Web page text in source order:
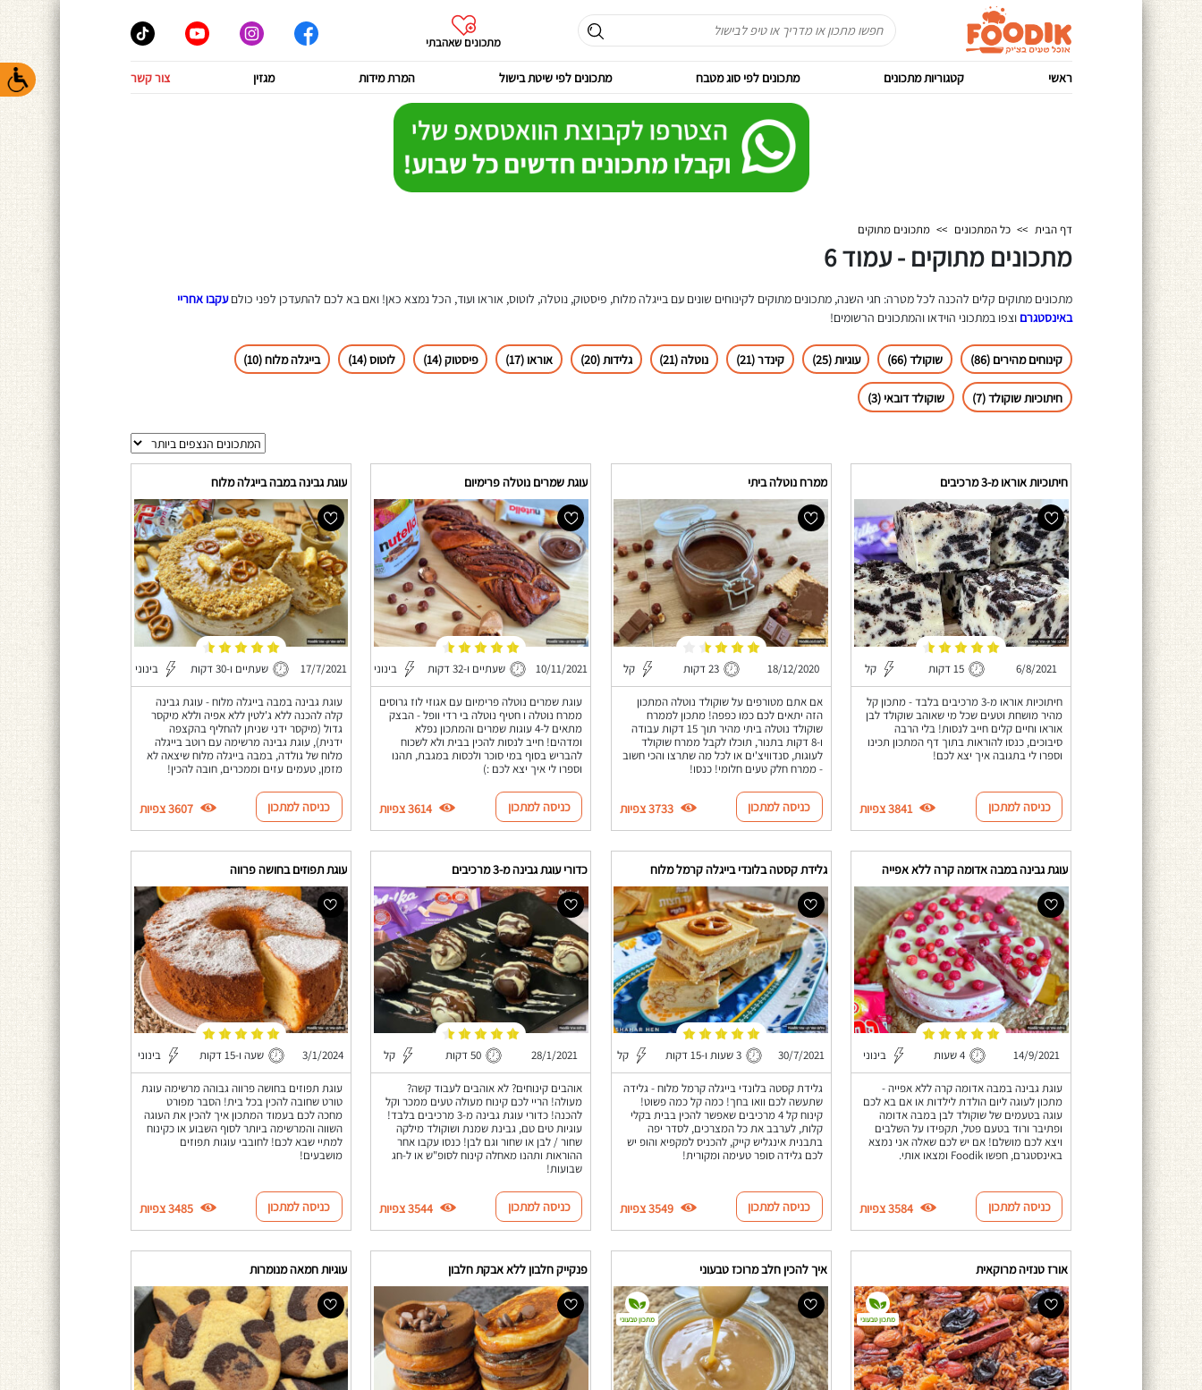
מתכונים שאהבתי
ראשי קטגוריות מתכונים מתכונים לפי סוג מטבח מתכונים לפי שיטת בישול המרת מידות מגזין צור קשר
דף הבית >> כל המתכונים >> מתכונים מתוקים
מתכונים מתוקים - עמוד 6
מתכונים מתוקים קלים להכנה לכל מטרה: חגי השנה, מתכונים מתוקים לקינוחים שונים עם בייגלה מלוח, פיסטוק, נוטלה, לוטוס, אוראו ועוד, הכל נמצא כאן! ואם בא לכם להתעדכן לפני כולםעקבו אחריי
באינסטגרם וצפו במתכוני הוידאו והמתכונים הרשומים!
קינוחים מהירים (86) שוקולד (66) עוגיות (25) קינדר (21) נוטלה (21) גלידות (20) אוראו (17) פיסטוק (14) לוטוס (14) בייגלה מלוח (10)
חיתוכיות שוקולד (7) שוקולד דובאי (3)
חיתוכיות אוראו מ-3 מרכיבים
6/8/2021 15 דקות קל
חיתוכיות אוראו מ-3 מרכיבים בלבד - מתכון קל
מהיר מושחת וטעים שכל מי שאוהב שוקולד לבן
אוראו וחיים קלים חייב לנסות! בלי הרבה
סיבוכים, כנסו להוראות בתוך דף המתכון תכינו
וספרו לי בתגובה איך יצא לכם!
כניסה למתכון 3841 צפיות
ממרח נוטלה ביתי
18/12/2020 23 דקות קל
אם אתם מטורפים על שוקולד נוטלה המתכון
הזה יתאים לכם כמו כפפה! מתכון לממרח
שוקולד נוטלה ביתי מהיר תוך 15 דקות עבודה
ו-8 דקות בתנור, תוכלו לקבל ממרח שוקולד
לעוגות, סנדוויצ'ים או לכל מה שתרצו והכי חשוב
- ממרח חלק טעים חלומי! כנסו!
כניסה למתכון 3733 צפיות
עוגת שמרים נוטלה פרימיום
10/11/2021 שעתיים ו-32 דקות בינוני
עוגת שמרים נוטלה פרימיום עם אגוזי לוז גרוסים
ממרח נוטלה ו חטיף נוטלה בי רדי וופל - הבצק
מתאים ל-4 עוגות שמרים והמתכון נפלא
ומדהים! חייב לנסות להכין בבית ולא לשכוח
להבריש בסוף במי סוכר ולכסות במגבת, תהנו
וספרו לי איך יצא לכם :)
כניסה למתכון 3614 צפיות
עוגת גבינה במבה בייגלה מלוח
17/7/2021 שעתיים ו-30 דקות בינוני
עוגת גבינה במבה בייגלה מלוח - עוגת גבינה
קלה להכנה ללא ג'לטין ללא אפיה וללא מיקסר
גדול (מיקסר ידני שניתן להחליף בהקצפה
ידנית), עוגת גבינה מרשימה עם רוטב בייגלה
מלוח של גולדה, במבה בייגלה מלוח שיצאה לא
מזמן, טעמים עזים וממכרים, חובה להכין!
כניסה למתכון 3607 צפיות
עוגת גבינה במבה אדומה קרה ללא אפייה
14/9/2021 4 שעות בינוני
עוגת גבינה במבה אדומה קרה ללא אפייה -
מתכון לעוגה ליום הולדת לילדות או אם בא לכם
עוגה בטעמים של שוקולד לבן במבה אדומה
ופתיבר ורוד בטעם פטל, תקפידו על השלבים
ויצא לכם מושלם! אם יש לכם שאלה אני נמצא
באינסטגרם, חפשו Foodik ומצאו אותי.
כניסה למתכון 3584 צפיות
גלידת קסטה בלונדי בייגלה קרמל מלוח
30/7/2021 3 שעות ו-15 דקות קל
גלידת קסטה בלונדי בייגלה קרמל מלוח - גלידה
שתעשה לכם וואו בחך! כמה קל כמה פשוט!
קינוח קל 4 מרכיבים שאפשר להכין בבית בקלי
קלות, לערבב את כל המצרכים, לסדר יפה
בתבנית אינגליש קייק, להכניס למקפיא והופ יש
לכם גלידה סופר טעימה ומקורית!
כניסה למתכון 3549 צפיות
כדורי עוגת גבינה מ-3 מרכיבים
28/1/2021 50 דקות קל
אוהבים קינוחים? לא אוהבים לעבוד קשה?
מעולה! הריי לכם קינוח מעולה טעים ממכר וקל
להכנה! כדורי עוגת גבינה מ-3 מרכיבים בלבד!
עוגיות טים טם, גבינת שמנת ושוקולד מילקה
שחור / לבן או שחור וגם לבן! כנסו עקבו אחר
ההוראות ותהנו מאחלה קינוח לסופ"ש או ל-חג
שבועות!
כניסה למתכון 3544 צפיות
עוגת תפוזים בחושה פרווה
3/1/2024 שעה ו-15 דקות בינוני
עוגת תפוזים בחושה פרווה גבוהה מרשימה עוגת
טורט שחובה להכין בכל בית! הסבר מפורט
מחכה לכם בעמוד המתכון איך להכין את העוגה
השווה והמרשימה ביותר לסוף השבוע או כקינוח
למתיי שבא לכם! לחובבי עוגות תפוזים
מושבעים!
כניסה למתכון 3485 צפיות
אורז טנזיה מרוקאית
מתכון טבעוני
איך להכין חלב מרוכז טבעוני
מתכון טבעוני
פנקייק חלבון ללא אבקת חלבון עוגיות חמאה מנומרות